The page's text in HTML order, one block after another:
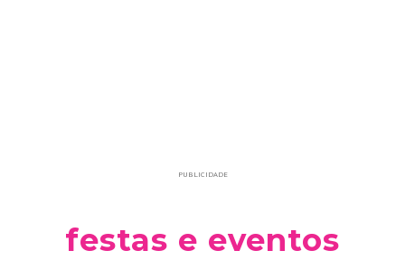
PUBLICIDADE
festas e eventos